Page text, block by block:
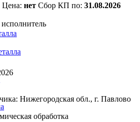
Цена: нет Сбор КП по: 31.08.2026
Нижегородская обл., г. Павлово
обработка